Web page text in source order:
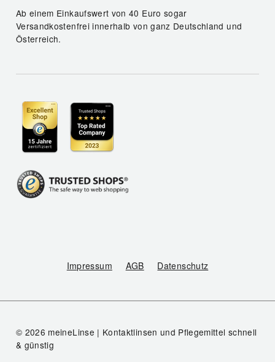
Ab einem Einkaufswert von 40 Euro sogar
Versandkostenfrei innerhalb von ganz Deutschland und
Österreich.
Impressum AGB Datenschutz
© 2026 meineLinse | Kontaktlinsen und Pflegemittel schnell
& günstig